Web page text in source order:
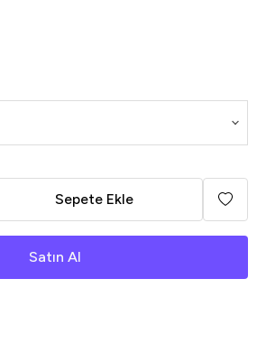
Sepete Ekle
Satın Al